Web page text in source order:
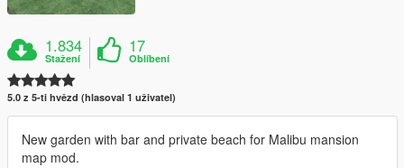
1.834
Stažení
17
Oblíbení
5.0 z 5-ti hvězd (hlasoval 1 uživatel)
New garden with bar and private beach for Malibu mansion
map mod.